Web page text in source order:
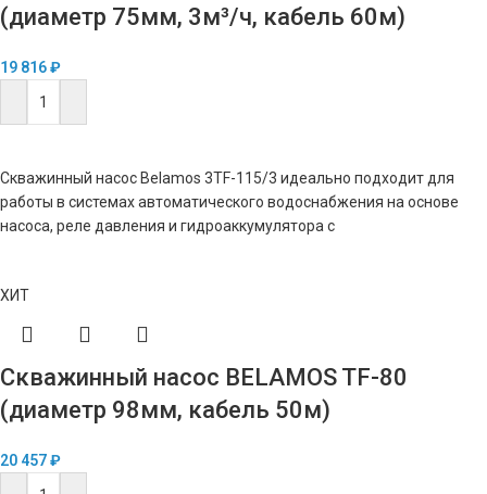
(диаметр 75мм, 3м³/ч, кабель 60м)
19 816₽
Скважинный насос Belamos 3TF-115/3 идеально подходит для
работы в системах автоматического водоснабжения на основе
насоса, реле давления и гидроаккумулятора с
ХИТ
Скважинный насос BELAMOS TF-80
(диаметр 98мм, кабель 50м)
20 457₽